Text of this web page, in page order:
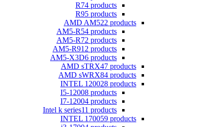
R74 products
R95 products
AMD AM522 products
AM5-R54 products
AM5-R72 products
AM5-R912 products
AM5-X3D6 products
AMD sTRX47 products
AMD sWRX84 products
INTEL 120028 products
I5-12008 products
I7-12004 products
Intel k series11 products
INTEL 170059 products